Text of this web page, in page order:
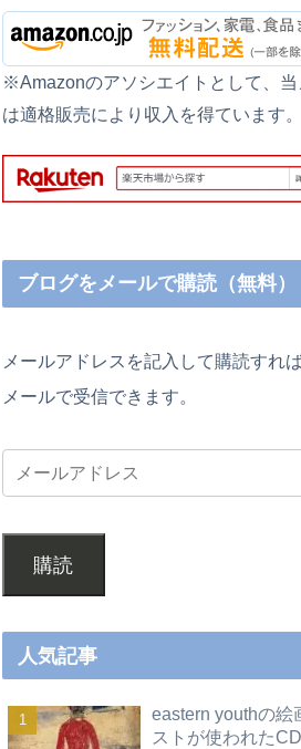
※Amazonのアソシエイトとして、当
は適格販売により収入を得ています。
ブログをメールで購読（無料）
メールアドレスを記入して購読すれ
メールで受信できます。
購読
人気記事
eastern youthの絵
ストが使われた